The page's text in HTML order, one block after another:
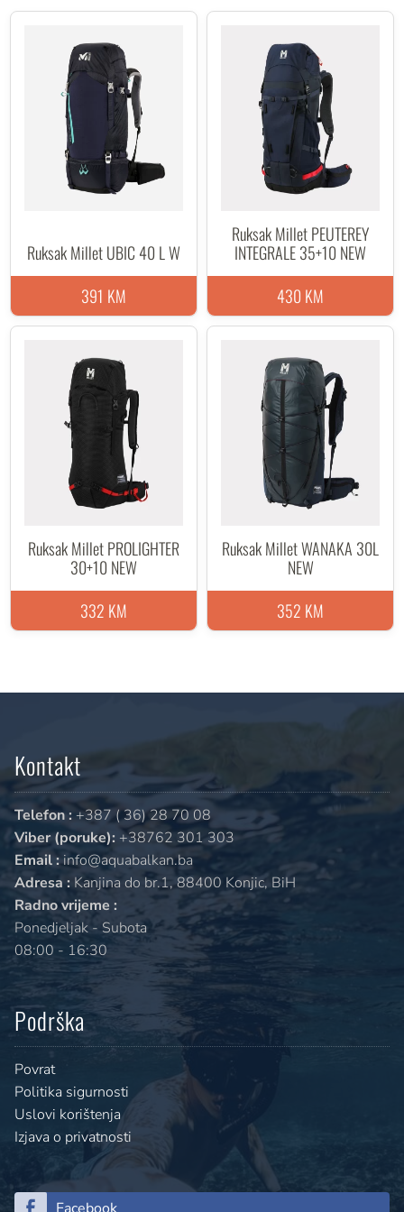
Ruksak Millet UBIC 40 L W
391 KM
Ruksak Millet PEUTEREY
INTEGRALE 35+10 NEW
430 KM
Ruksak Millet PROLIGHTER
30+10 NEW
332 KM
Ruksak Millet WANAKA 30L
NEW
352 KM
Kontakt
Telefon : +387 ( 36) 28 70 08
Viber (poruke): +38762 301 303
Email :info@aquabalkan.ba
Adresa : Kanjina do br.1, 88400 Konjic, BiH
Radno vrijeme :
Ponedjeljak - Subota
08:00 - 16:30
Podrška
Povrat
Politika sigurnosti
Uslovi korištenja
Izjava o privatnosti